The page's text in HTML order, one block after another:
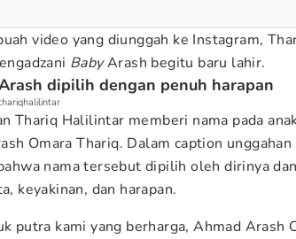
video yang diunggah ke Instagram,
BabyArash begitu baru lahir.
dipilih dengan penuh harapan
Thariq Halilintar memberi nama pada
Omara Thariq. Dalam caption
nama tersebut dipilih oleh dirinya
keyakinan, dan harapan.
putra kami yang berharga, Ahmad Arash